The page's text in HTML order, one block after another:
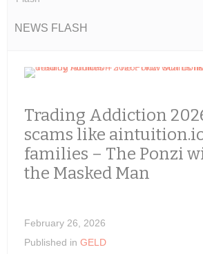
NEWS FLASH
Trading Addiction
scams like
families – The Ponzi
the Masked Man
February 26, 2026
Published in GELD